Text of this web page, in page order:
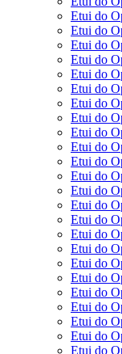
Etui do
Etui do
Etui do
Etui do
Etui do
Etui do
Etui do
Etui do
Etui do
Etui do
Etui do
Etui do
Etui do
Etui do
Etui do
Etui do
Etui do
Etui do
Etui do
Etui do
Etui do
Etui do
Etui do
Etui do